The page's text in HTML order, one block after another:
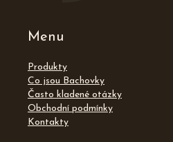
Menu
Produkty
Co jsou Bachovky
Často kladené otázky
Obchodní podmínky
Kontakty